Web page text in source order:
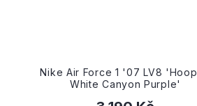
Nike Wmns Air Force 1 '07
'First Use'